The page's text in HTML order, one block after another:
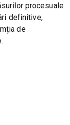
procesuale
definitive,
de